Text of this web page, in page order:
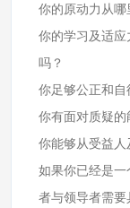
你的原动力从哪
你的学习及适
吗？
你足够公正和自
你有面对质疑的
你能够从受益人
如果你已经是
者与领导者需要